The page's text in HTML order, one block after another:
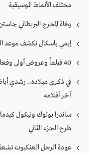
مختلف الأنماط الموسيقية
وفاة المخرج البريطاني
إيمي باسكال تكشف موعد
40 فيلماً وعروض أولى وفعاليات مهنية في مهرجان نافذة على أوروبا
في ذكرى ميلاده.. رشدي
آخر أفلامه
طرح الجزء الثاني
عودة الرجل العنكبوت